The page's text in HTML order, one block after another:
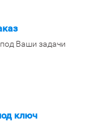
Ваши задачи
ключ